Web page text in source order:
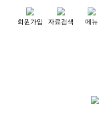
회원가입 자료검색 메뉴